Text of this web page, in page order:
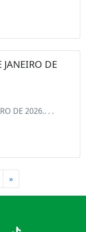
JANEIRO DE
DE 2026.. . .
»Último